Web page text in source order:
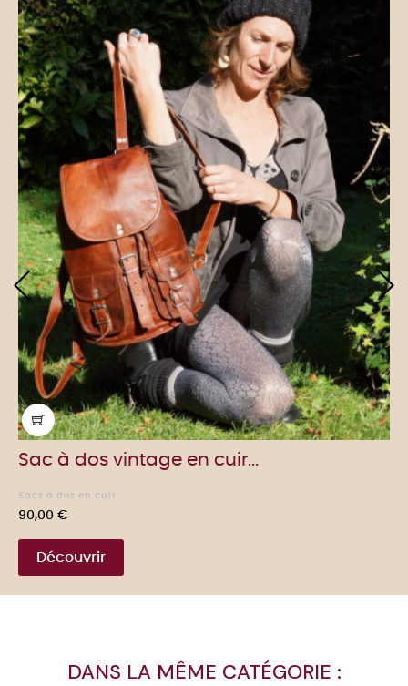
Sac à dos vintage en cuir...
Sacs à dos en cuir
Prix
90,00 €
Découvrir
›
DANS LA MÊME CATÉGORIE :